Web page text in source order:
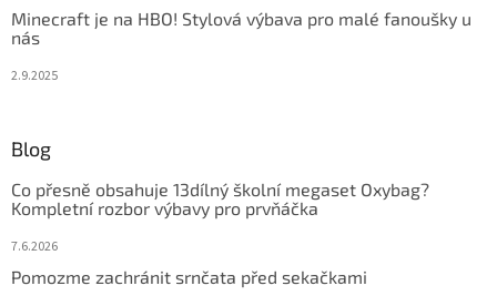
Minecraft je na HBO! Stylová výbava pro malé fanoušky u
nás
2.9.2025
Blog
Co přesně obsahuje 13dílný školní megaset Oxybag?
Kompletní rozbor výbavy pro prvňáčka
7.6.2026
Pomozme zachránit srnčata před sekačkami